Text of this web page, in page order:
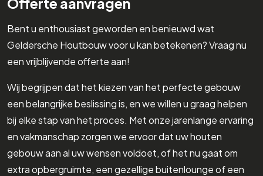
Bent u enthousiast geworden en benieuwd wat
Geldersche Houtbouw voor u kan betekenen? Vraag nu
een vrijblijvende offerte aan!
Wij begrijpen dat het kiezen van het perfecte gebouw
een belangrijke beslissing is, en we willen u graag helpen
bij elke stap van het proces. Met onze jarenlange ervaring
en vakmanschap zorgen we ervoor dat uw houten
gebouw aan al uw wensen voldoet, of het nu gaat om
extra opbergruimte, een gezellige buitenlounge of een